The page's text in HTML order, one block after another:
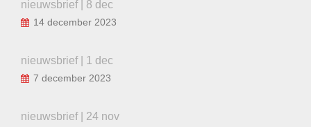
nieuwsbrief | 8 dec
14 december 2023
nieuwsbrief | 1 dec
7 december 2023
nieuwsbrief | 24 nov